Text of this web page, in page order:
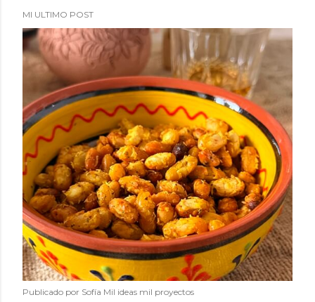
MI ULTIMO POST
Publicado por Sofía Mil ideas mil proyectos